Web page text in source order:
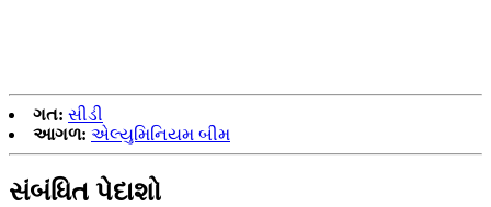
ગત: સીડી
આગળ: એલ્યુમિનિયમ બીમ
સંબંધિત પેદાશો